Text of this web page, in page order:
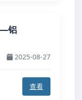
—铝
2025-08-27
查看